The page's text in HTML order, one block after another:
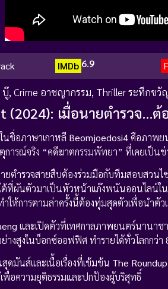
IMDb 6.9
บู๊, Crime อาชญากรรม, Thriller ระทึกขวั
(2024): เมื่อนายตำรวจ
นชื่อภาษาเกาหลี Beomjoedosi4คือภาพย
ตุการณ์จริง “คดีฆาตกรรมพัทยา” ที่เคยเป็น
ยตำรวจสายสืบต้องร่วมมือกับทีมสอบสวนไ
ที่ผันตัวมาเป็นหัวหน้าแก๊งพนันออนไลน์ใ
ให้การตามล่าครั้งนี้ต้องทุ่มสุดตัวเพื่อนำตัว
และเปิดตัวที่เทศกาลภาพยนตร์นานาชา
างสูงในบ็อกซ์ออฟฟิศ ทำรายได้ทั่วโลกกว่
มันส์และเนื้อเรื่องที่เข้มข้น The
พื่อความยุติธรรมและปกป้องผู้บริสุทธิ์